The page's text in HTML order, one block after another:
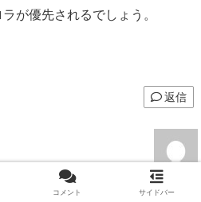
が優先されるでしょう。
返信
普通だし味方支援力は
コメント サイドバー